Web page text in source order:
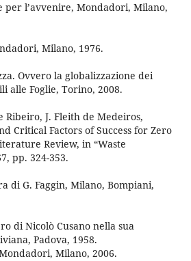
per l’avvenire, Mondadori, Milano,
Milano, 1976.
Ovvero la globalizzazione dei
alle Foglie, Torino, 2008.
Ribeiro, J. Fleith de Medeiros,
Critical Factors of Success for Zero
Review, in “Waste
pp. 324-353.
di G. Faggin, Milano, Bompiani,
di Nicolò Cusano nella sua
Padova, 1958.
Milano, 2006.